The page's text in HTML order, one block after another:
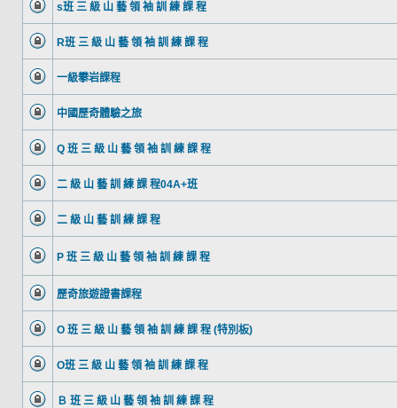
s班 三 級 山 藝 領 袖 訓 練 課 程
R班 三 級 山 藝 領 袖 訓 練 課 程
一級攀岩課程
中國歷奇體驗之旅
Q 班 三 級 山 藝 領 袖 訓 練 課 程
二 級 山 藝 訓 練 課 程04A+班
二 級 山 藝 訓 練 課 程
P 班 三 級 山 藝 領 袖 訓 練 課 程
歷奇旅遊證書課程
O 班 三 級 山 藝 領 袖 訓 練 課 程 (特別板)
O班 三 級 山 藝 領 袖 訓 練 課 程
Ｂ 班 三 級 山 藝 領 袖 訓 練 課 程